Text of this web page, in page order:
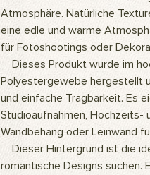
Atmosphäre. Natürliche
eine edle und warme
für Fotoshootings oder
Dieses Produkt wurde im
Polyestergewebe hergestellt
und einfache Tragbarkeit. Es
Studioaufnahmen, Hochzeits-
Wandbehang oder Leinwand
Dieser Hintergrund ist die
romantische Designs suchen.